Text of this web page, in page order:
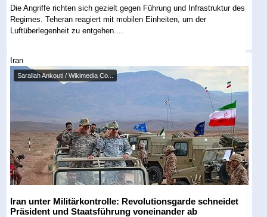
Die Angriffe richten sich gezielt gegen Führung und Infrastruktur des
Regimes. Teheran reagiert mit mobilen Einheiten, um der
Luftüberlegenheit zu entgehen....
Iran
Sarallah Ankouti / Wikimedia Co...
Iran unter Militärkontrolle: Revolutionsgarde schneidet
Präsident und Staatsführung voneinander ab